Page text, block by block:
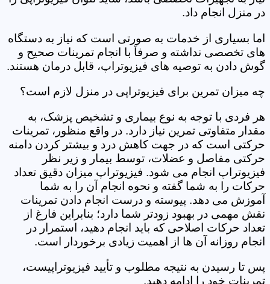
در منزل انجام داد.
اما بسیاری از خدمات به صورتی است که نیاز به دستگاه
های تخصصی نداشته و صرفاً با انجام تمرینات صحیح و
گوش دادن به توصیه های فیزیوتراپ، قابل درمان هستند.
چه میزان تمرین برای فیزیوتراپی در منزل لازم است؟
هر فردی با توجه به نوع بیماری و تشخیص پزشک، به
مقدار متفاوتی تمرین نیاز دارد. در واقع منظور، تمرینات
حرکتی است که در جهت کاهش درد و بیشتر کردن دامنه
حرکتی مفاصل و عضلات، توسط بیمار و زیر نظر
فیزیوتراپ انجام می شود. فیزیوتراپ میزان دقیق تعداد
حرکات را به شما گفته و نحوه انجام آن را به شما
آموزش می دهد. پیوسته و درست انجام دادن تمرینات
نقش مهمی در بهبود زودتر شما دارد؛ بنابراین فارغ از
تعداد حرکات اصلاحی که باید انجام دهید، استمرار در
انجام روزانه آن ها از اهمیت زیادی برخوردار است.
پس تا رسیدن به نتیجه مطلوب و تأیید فیزیوتراپیست،
تمرینات خود را ادامه دهید.